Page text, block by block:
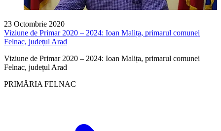
23 Octombrie 2020
Viziune de Primar 2020 – 2024: Ioan Malița, primarul comunei
Felnac, județul Arad
Viziune de Primar 2020 – 2024: Ioan Malița, primarul comunei
Felnac, județul Arad
PRIMĂRIA FELNAC